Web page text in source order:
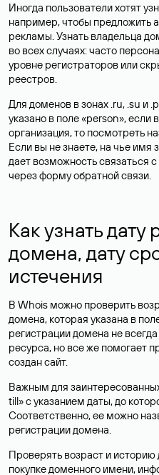
Иногда пользователи хотят
например, чтобы предложить
рекламы. Узнать владельца
во всех случаях: часто
уровне регистраторов или
реестров.
Для доменов в зонах .ru, .su и
указано в поле «person»,
организация, то посмотреть
Если вы не знаете, на чье имя
дает возможность связаться
через форму обратной связи.
Как узнать дату
домена, дату
истечения
В Whois можно проверить
домена, которая указана в
регистрации домена не
ресурса, но все же помогает
создан сайт.
Важным для
till» с указанием даты, до
Соответственно, ее можно
регистрации домена.
Проверять возраст и
покупке доменного имени,